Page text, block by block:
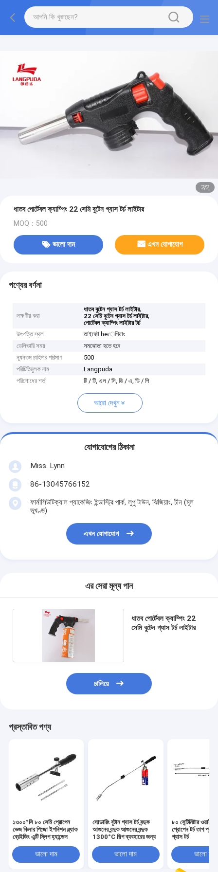
2/2
ধাতব পোর্টেবল ক্যাম্পিং 22 সেমি বুটেন গ্যাস টর্চ লাইটার
MOQ：500
ভালো দাম এখন যোগাযোগ
পণ্যের বর্ণনা
লক্ষণীয় করা
ধাতব বুটেন গ্যাস টর্চ লাইটার,
22 সেমি বুটেন গ্যাস টর্চ লাইটার,
পোর্টেবল ক্যাম্পিং লাইটার টর্চ
উৎপত্তি স্থল
তাইজৌ heেগিয়াং
ডেলিভারি সময়
সমঝোতা হতে হবে
ন্যূনতম চাহিদার পরিমাণ
500
পরিচিতিমুলক নাম
Langpuda
পরিশোধের শর্ত
টি / টি, এল / সি, ডি / এ, ডি / পি
আরো দেখুন
যোগাযোগের ঠিকানা
Miss. Lynn
86-13045766152
ফার্মাসিউটিক্যাল প্যাকেজিং ইন্ডাস্ট্রি পার্ক, লুপু টাউন, ঝিজিয়াং, চীন (মূল
ভূখণ্ড)
এখন যোগাযোগ
এর সেরা মূল্য পান
ধাতব পোর্টেবল ক্যাম্পিং 22
সেমি বুটেন গ্যাস টর্চ লাইটার
চালিয়ে
প্রস্তাবিত পণ্য
১৩০০°সি ৮০ সেমি প্রোপেন
ভেজ কিলার পিজো ইগনিশন ব্ল্যাক
ব্রেইজিং এন্টি স্লিপ হ্যান্ডেল
ভালো দাম
সোল্ডারিং বুটান গ্যাস টর্চ বন্দুক
আগুনের বন্দুক আগুনের বন্দুক
1300°C শিল্প ব্যবহারের জন্য
ভালো দাম
৮০ সেন্টিমিটার ওয়াইড
প্রোপেন টর্চ তাপ
গ্যাস টর্চ
ভালো দাম